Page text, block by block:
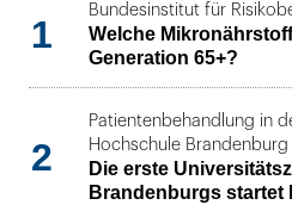
1
Bundesinstitut für
Welche
Generation 65+?
2
Patientenbehandlung in
Hochschule Brandenburg
Die erste
Brandenburgs startet